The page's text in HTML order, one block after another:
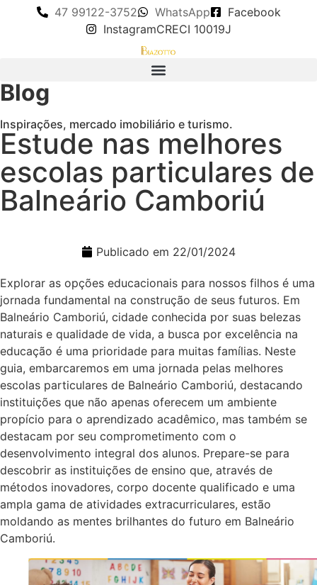
47 99122-3752 WhatsApp
Facebook
InstagramCRECI 10019J
Blog
Inspirações, mercado imobiliário e turismo.
Estude nas melhores
escolas particulares de
Balneário Camboriú
Publicado em 22/01/2024
Explorar as opções educacionais para nossos filhos é uma
jornada fundamental na construção de seus futuros. Em
Balneário Camboriú, cidade conhecida por suas belezas
naturais e qualidade de vida, a busca por excelência na
educação é uma prioridade para muitas famílias. Neste
guia, embarcaremos em uma jornada pelas melhores
escolas particulares de Balneário Camboriú, destacando
instituições que não apenas oferecem um ambiente
propício para o aprendizado acadêmico, mas também se
destacam por seu comprometimento com o
desenvolvimento integral dos alunos. Prepare-se para
descobrir as instituições de ensino que, através de
métodos inovadores, corpo docente qualificado e uma
ampla gama de atividades extracurriculares, estão
moldando as mentes brilhantes do futuro em Balneário
Camboriú.